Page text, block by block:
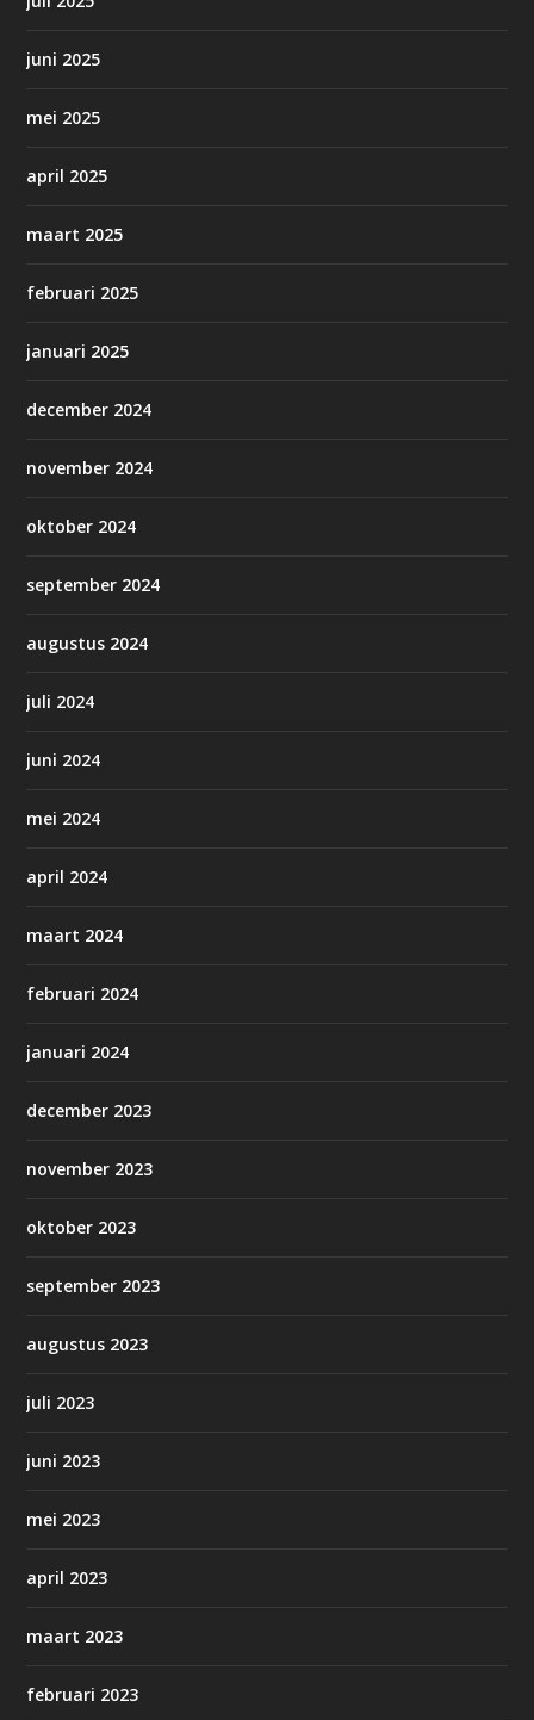
juni 2025
mei 2025
april 2025
maart 2025
februari 2025
januari 2025
december 2024
november 2024
oktober 2024
september 2024
augustus 2024
juli 2024
juni 2024
mei 2024
april 2024
maart 2024
februari 2024
januari 2024
december 2023
november 2023
oktober 2023
september 2023
augustus 2023
juli 2023
juni 2023
mei 2023
april 2023
maart 2023
februari 2023